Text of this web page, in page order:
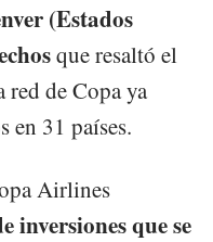
(Estados
que resaltó el
red de Copa ya
en 31 países.
Airlines
inversiones que se